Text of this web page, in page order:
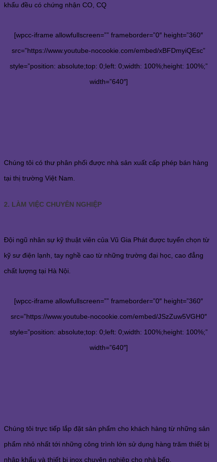
khẩu đều có chứng nhận CO, CQ
[wpcc-iframe allowfullscreen=”” frameborder=”0″ height=”360″
src=”https://www.youtube-nocookie.com/embed/xBFDmyiQEsc”
style=”position: absolute;top: 0;left: 0;width: 100%;height: 100%;”
width=”640″]
Chúng tôi có thư phân phối được nhà sản xuất cấp phép bán hàng
tại thị trường Việt Nam.
2. LÀM VIỆC CHUYÊN NGHIỆP
Đội ngũ nhân sự kỹ thuật viên của Vũ Gia Phát được tuyển chọn từ
kỹ sư điện lạnh, tay nghề cao từ những trường đại học, cao đẳng
chất lượng tại Hà Nội.
[wpcc-iframe allowfullscreen=”” frameborder=”0″ height=”360″
src=”https://www.youtube-nocookie.com/embed/JSzZuw5VGH0″
style=”position: absolute;top: 0;left: 0;width: 100%;height: 100%;”
width=”640″]
Chúng tôi trực tiếp lắp đặt sản phẩm cho khách hàng từ những sản
phẩm nhỏ nhất tới những công trình lớn sử dụng hàng trăm thiết bị
nhập khẩu và thiết bị inox chuyên nghiệp cho nhà bếp.